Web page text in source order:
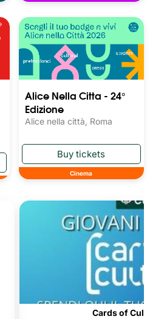
Alice Nella Citta - 24°
Edizione
Alice nella città, Roma
Cinema
Cards of Culture and